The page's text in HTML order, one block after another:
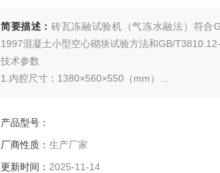
简要描述： 砖瓦冻融试验机（气冻水融法）符合
1997混凝土小型空心砌块试验方法和GB/
技术参数
1.内腔尺寸：1380×560×550（mm）
4.外形尺寸：2100×1000×1210（mm）
5.重量：约300kg
产品型号：
厂商性质： 生产厂家
更新时间： 2025-11-14